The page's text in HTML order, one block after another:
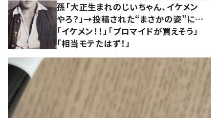
孫「大正生まれのじいちゃん、イケメン
やろ？」→投稿された“まさかの姿”に…
「イケメン！！」「ブロマイドが買えそう」
「相当モテたはず！」